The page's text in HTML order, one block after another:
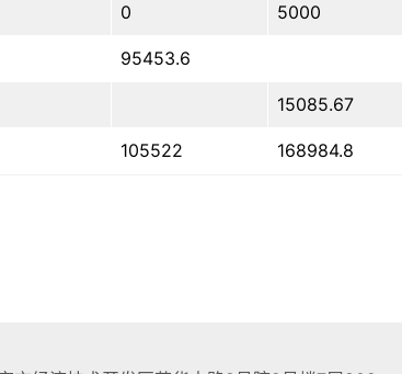
0 5000
95453.6
15085.67
105522 168984.8